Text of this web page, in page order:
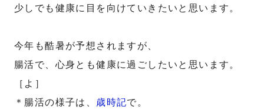
少しでも健康に目を向けていきたいと思います。
今年も酷暑が予想されますが、
腸活で、心身とも健康に過ごしたいと思います。
［よ］
＊腸活の様子は、 歳時記で。